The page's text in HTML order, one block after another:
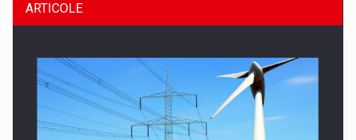
ARTICOLE